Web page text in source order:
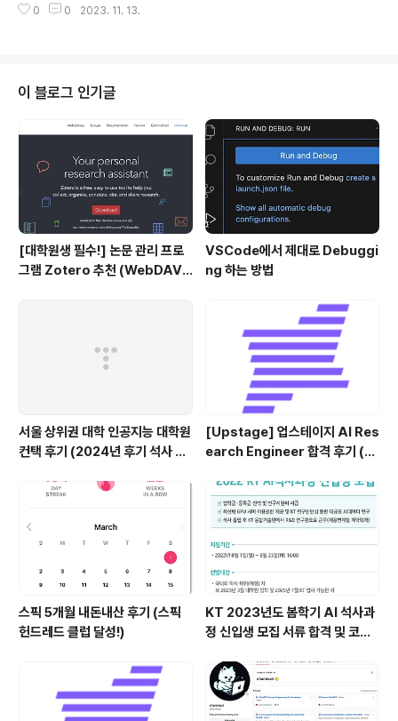
[KAIST AI, Korea University, NAVER Cloud] - Am
ge을 이용 -> long-form answer를 생성 배경 기존에
는 주어진 AQ에 대한 모든 DQ를 구하고, 이에 대한 long
-form answer를 생성 한계 1) AQ는 multiple dimen
si..
0 0 2023. 11. 13.
이 블로그 인기글
[대학원생 필수!] 논문 관리 프로
그램 Zotero 추천 (WebDAV
VSCode에서 제대로 Debuggi
ng 하는 방법
서울 상위권 대학 인공지능 대학원
컨택 후기 (2024년 후기 석사 지
[Upstage] 업스테이지 AI Res
earch Engineer 합격 후기 (정
스픽 5개월 내돈내산 후기 (스픽
헌드레드 클럽 달성!)
KT 2023년도 봄학기 AI 석사과
정 신입생 모집 서류 합격 및 코딩
자)